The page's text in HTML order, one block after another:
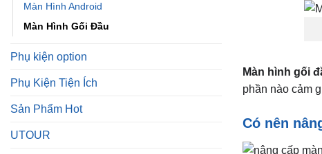
Màn Hình Android
Màn Hình Gối Đầu
Phụ kiện option
Phụ Kiện Tiện Ích
Sản Phẩm Hot
UTOUR
Màn hình gối
phần nào cảm
Có nên